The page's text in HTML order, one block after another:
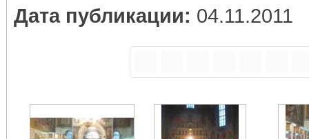
Дата публикации: 04.11.2011